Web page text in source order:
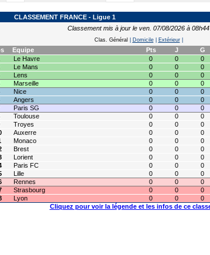
CLASSEMENT FRANCE - Ligue 1
Classement mis à jour le ven. 07/08/2026 à 08h44
Clas. Général Domicile| Extérieur|
Equipe Pts J G
Le Havre 0 0 0
Le Mans 0 0 0
Lens 0 0 0
Marseille 0 0 0
Nice 0 0 0
Angers 0 0 0
Paris SG 0 0 0
Toulouse 0 0 0
Troyes 0 0 0
Auxerre 0 0 0
Monaco 0 0 0
Brest 0 0 0
Lorient 0 0 0
Paris FC 0 0 0
Lille 0 0 0
Rennes 0 0 0
Strasbourg 0 0 0
Lyon 0 0 0
Cliquez pour voir la légende et les infos de ce